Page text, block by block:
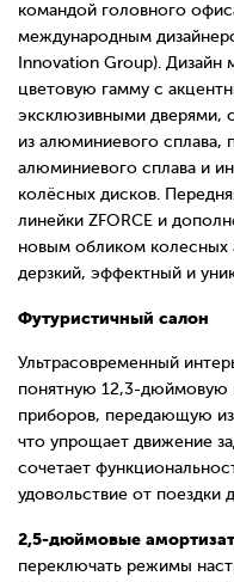
командой головного
международным
Innovation Group). Дизайн
цветовую гамму с
эксклюзивными дверями,
из алюминиевого сплава,
алюминиевого сплава и
колёсных дисков.
линейки ZFORCE и
новым обликом колесных
дерзкий, эффектный и
Футуристичный салон
Ультрасовременный
понятную 12,3-дюймовую
приборов, передающую
что упрощает движение
сочетает
удовольствие от поездки
2,5-дюймовые
переключать режимы